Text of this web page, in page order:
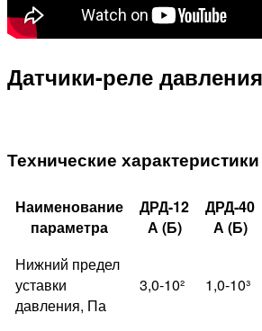
Датчики-реле
Технические характеристики
Наименование
параметра
ДРД-12
А (Б)
ДРД-40
А (Б)
Нижний предел
уставки
давления, Па
3,0-10² 1,0-10³